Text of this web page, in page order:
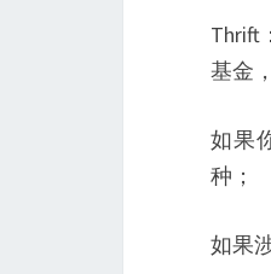
Thrift
基金
如果
种；
如果